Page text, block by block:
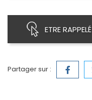
ETRE RAPPELÉ
Partager sur :